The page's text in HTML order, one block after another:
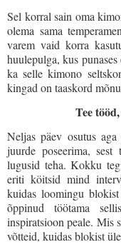
Sel korral sain oma
olema sama
varem vaid korra
huulepulga, kus
ka selle kimono
kingad on taaskord
Tee
Neljas päev osutus
juurde poseerima, sest
lugusid teha. Kokku
eriti köitsid mind
kuidas loomingu
õppinud töötama
inspiratsioon peale. Mis
võtteid, kuidas blokist